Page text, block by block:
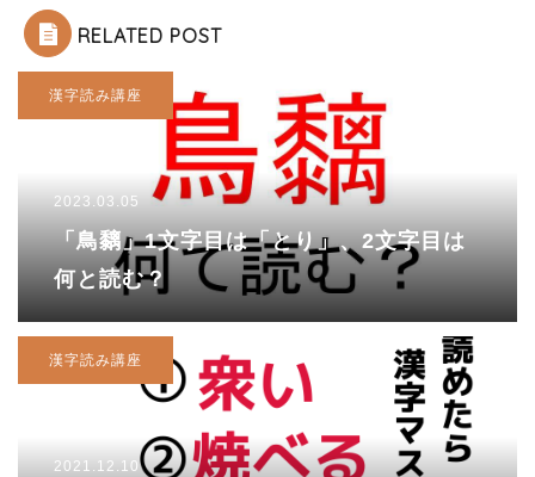
RELATED POST
漢字読み講座
2023.03.05
「鳥黐」1文字目は「とり」、2文字目は
何と読む？
漢字読み講座
2021.12.10